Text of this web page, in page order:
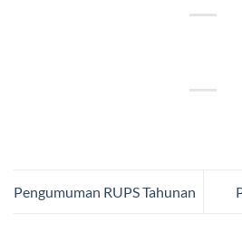
Pengumuman RUPS Tahunan